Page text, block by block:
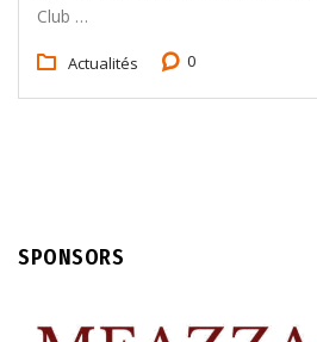
Club …
Actualités 0
SPONSORS